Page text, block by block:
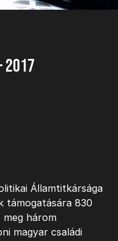
Államtitkársága
támogatására 830
három
magyar családi